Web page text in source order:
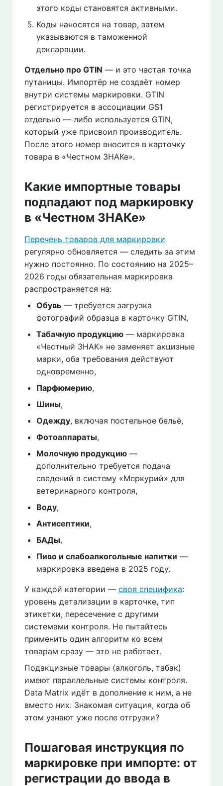
этого коды становятся активными.
Коды наносятся на товар, затем
указываются в таможенной
декларации.
Отдельно про GTIN — и это частая точка
путаницы. Импортёр не создаёт номер
внутри системы маркировки. GTIN
регистрируется в ассоциации GS1
отдельно — либо используется GTIN,
который уже присвоил производитель.
После этого номер вносится в карточку
товара в «Честном ЗНАКе».
Какие импортные товары
подпадают под маркировку
в «Честном ЗНАКе»
Перечень товаров для маркировки
регулярно обновляется — следить за этим
нужно постоянно. По состоянию на 2025–
2026 годы обязательная маркировка
распространяется на:
Обувь— требуется загрузка
фотографий образца в карточку GTIN,
Табачную продукцию— маркировка
«Честный ЗНАК» не заменяет акцизные
марки, оба требования действуют
одновременно,
Парфюмерию,
Шины,
Одежду, включая постельное бельё,
Фотоаппараты,
Молочную продукцию—
дополнительно требуется подача
сведений в систему «Меркурий» для
ветеринарного контроля,
Воду,
Антисептики,
БАДы,
Пиво и слабоалкогольные напитки —
маркировка введена в 2025 году.
У каждой категории — своя специфика:
уровень детализации в карточке, тип
этикетки, пересечение с другими
системами контроля. Не пытайтесь
применить один алгоритм ко всем
товарам сразу — это не работает.
Подакцизные товары (алкоголь, табак)
имеют параллельные системы контроля.
Data Matrix идёт в дополнение к ним, а не
вместо них. Знакомая ситуация, когда об
этом узнают уже после отгрузки?
Пошаговая инструкция по
маркировке при импорте: от
регистрации до ввода в